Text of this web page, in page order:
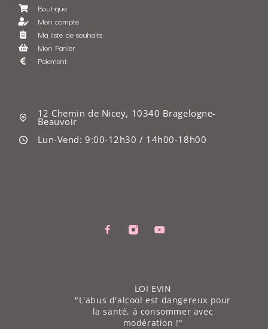
Boutique
Mon compte
Ma liste de souhaits
Mon Panier
Paiement
12 Chemin de Nicey, 10340 Bragelogne-
Beauvoir
Lun-Vend: 9:00-12h30 / 14h00-18h00
LOI EVIN
"L'abus d'alcool est dangereux pour
la santé, à consommer avec
modération !"